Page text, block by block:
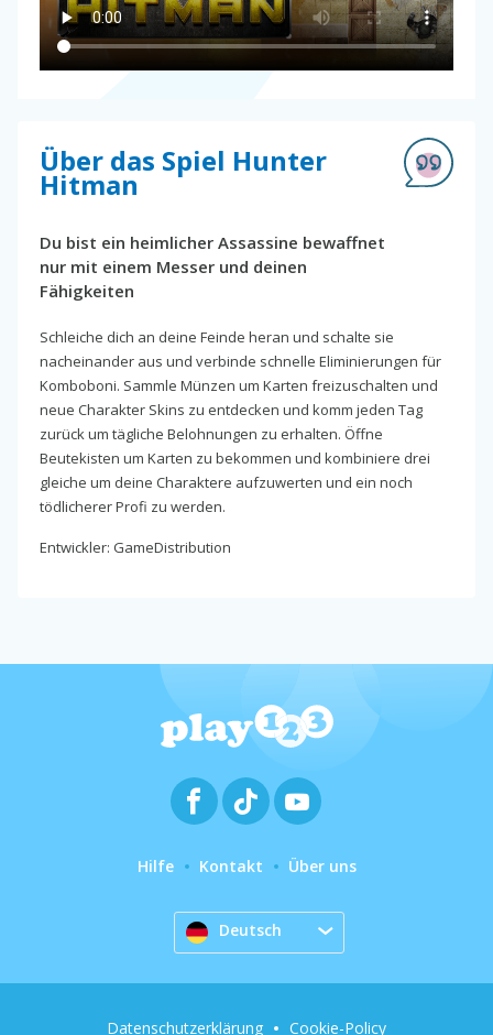
Über das Spiel Hunter
Hitman
Du bist ein heimlicher Assassine bewaffnet
nur mit einem Messer und deinen
Fähigkeiten
Schleiche dich an deine Feinde heran und schalte sie
nacheinander aus und verbinde schnelle Eliminierungen für
Komboboni. Sammle Münzen um Karten freizuschalten und
neue Charakter Skins zu entdecken und komm jeden Tag
zurück um tägliche Belohnungen zu erhalten. Öffne
Beutekisten um Karten zu bekommen und kombiniere drei
gleiche um deine Charaktere aufzuwerten und ein noch
tödlicherer Profi zu werden.
Entwickler: GameDistribution
Hilfe Kontakt Über uns
Deutsch
Datenschutzerklärung Cookie-Policy